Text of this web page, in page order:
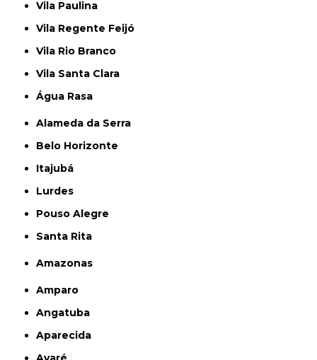
Vila Paulina
Vila Regente Feijó
Vila Rio Branco
Vila Santa Clara
Água Rasa
Alameda da Serra
Belo Horizonte
Itajubá
Lurdes
Pouso Alegre
Santa Rita
Amazonas
Amparo
Angatuba
Aparecida